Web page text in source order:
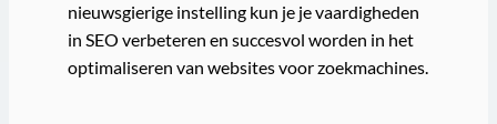
nieuwsgierige instelling kun je je vaardigheden
in SEO verbeteren en succesvol worden in het
optimaliseren van websites voor zoekmachines.